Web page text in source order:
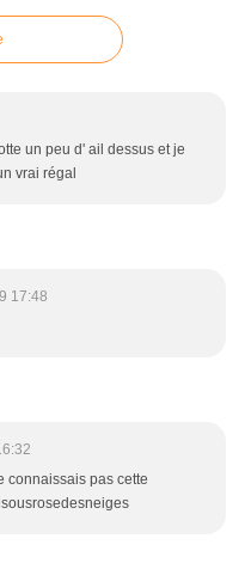
un peu d' ail dessus et je
vrai régal
17:48
connaissais pas cette